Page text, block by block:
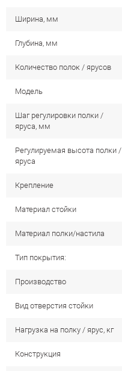
Ширина, мм
Глубина, мм
Количество полок / ярусов
Модель
Шаг регулировки полки /
яруса, мм
Регулируемая высота полки /
яруса
Крепление
Материал стойки
Материал полки/настила
Тип покрытия:
Производство
Вид отверстия стойки
Нагрузка на полку / ярус, кг
Конструкция